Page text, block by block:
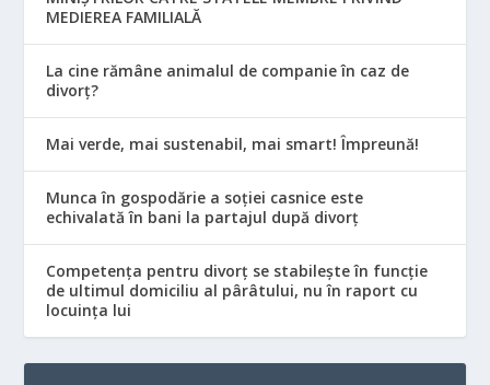
MEDIEREA FAMILIALĂ
La cine rămâne animalul de companie în caz de
divorț?
Mai verde, mai sustenabil, mai smart! Împreună!
Munca în gospodărie a soției casnice este
echivalată în bani la partajul după divorț
Competența pentru divorț se stabilește în funcție
de ultimul domiciliu al pârâtului, nu în raport cu
locuinţa lui